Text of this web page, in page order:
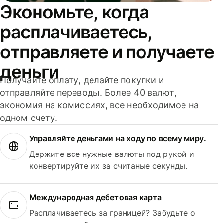
Экономьте, когда
расплачиваетесь,
отправляете и получаете
деньги
Получайте оплату, делайте покупки и
отправляйте переводы. Более 40 валют,
экономия на комиссиях, все необходимое на
одном счету.
Управляйте деньгами на ходу по всему миру.
Держите все нужные валюты под рукой и
конвертируйте их за считаные секунды.
Международная дебетовая карта
Расплачиваетесь за границей? Забудьте о